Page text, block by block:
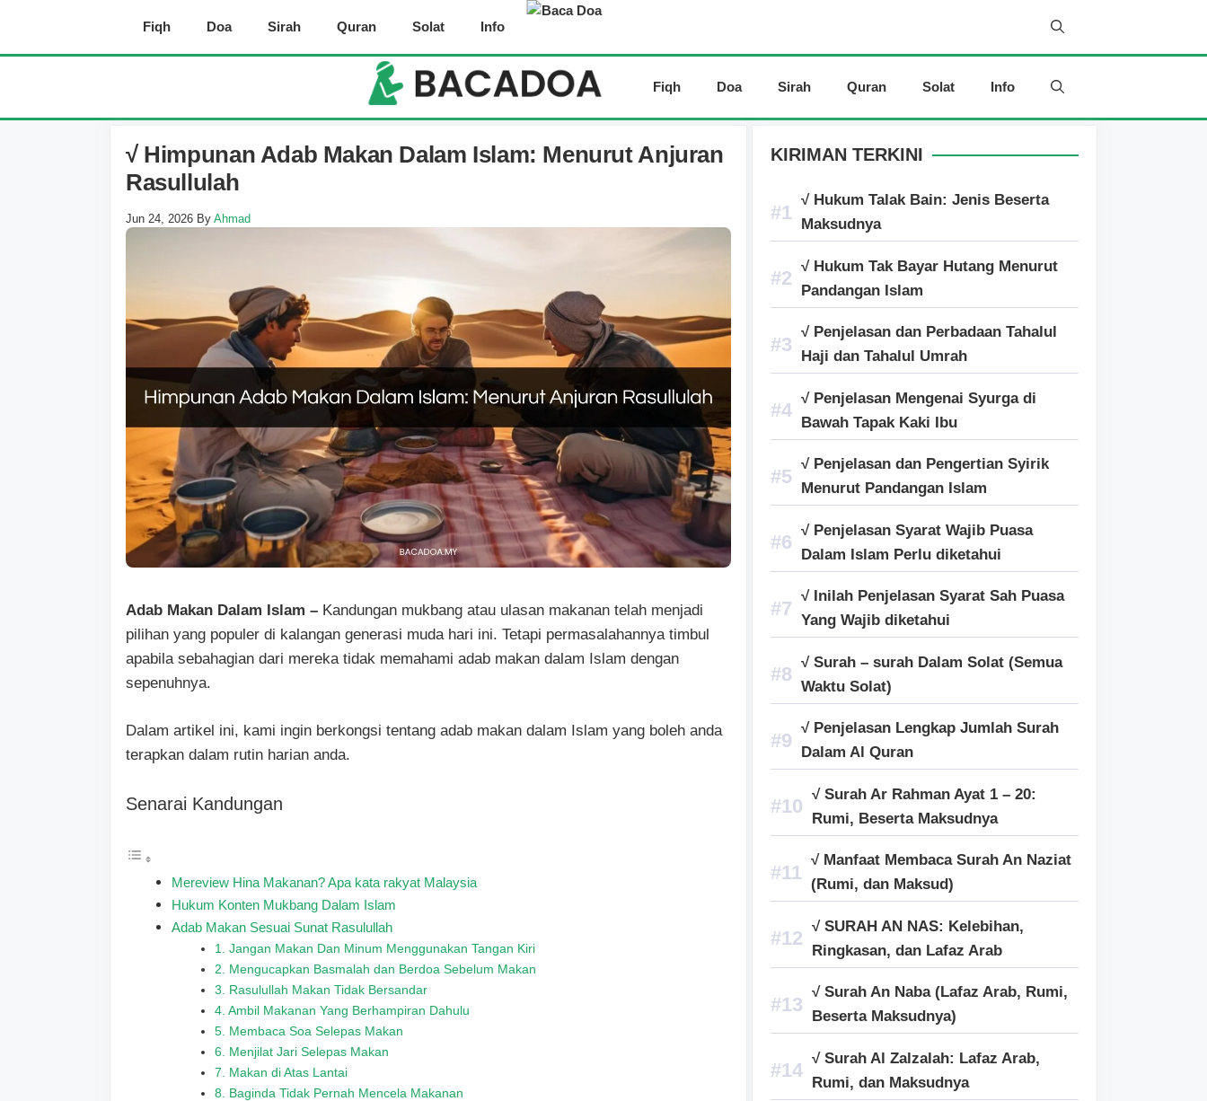
content
Fiqh Doa Sirah Quran Solat Info
Fiqh Doa Sirah Quran Solat Info
√ Himpunan Adab Makan Dalam Islam: Menurut Anjuran
Rasullulah
Jun 24, 2026 By Ahmad
Adab Makan Dalam Islam – Kandungan mukbang atau ulasan makanan telah menjadi
pilihan yang populer di kalangan generasi muda hari ini. Tetapi permasalahannya timbul
apabila sebahagian dari mereka tidak memahami adab makan dalam Islam dengan
sepenuhnya.
Dalam artikel ini, kami ingin berkongsi tentang adab makan dalam Islam yang boleh anda
terapkan dalam rutin harian anda.
Senarai Kandungan
Mereview Hina Makanan? Apa kata rakyat Malaysia
Hukum Konten Mukbang Dalam Islam
Adab Makan Sesuai Sunat Rasulullah
1. Jangan Makan Dan Minum Menggunakan Tangan Kiri
2. Mengucapkan Basmalah dan Berdoa Sebelum Makan
3. Rasulullah Makan Tidak Bersandar
4. Ambil Makanan Yang Berhampiran Dahulu
5. Membaca Soa Selepas Makan
6. Menjilat Jari Selepas Makan
7. Makan di Atas Lantai
8. Baginda Tidak Pernah Mencela Makanan
KIRIMAN TERKINI
√ Hukum Talak Bain: Jenis Beserta
Maksudnya
√ Hukum Tak Bayar Hutang Menurut
Pandangan Islam
√ Penjelasan dan Perbadaan Tahalul
Haji dan Tahalul Umrah
√ Penjelasan Mengenai Syurga di
Bawah Tapak Kaki Ibu
√ Penjelasan dan Pengertian Syirik
Menurut Pandangan Islam
√ Penjelasan Syarat Wajib Puasa
Dalam Islam Perlu diketahui
√ Inilah Penjelasan Syarat Sah Puasa
Yang Wajib diketahui
√ Surah – surah Dalam Solat (Semua
Waktu Solat)
√ Penjelasan Lengkap Jumlah Surah
Dalam Al Quran
√ Surah Ar Rahman Ayat 1 – 20:
Rumi, Beserta Maksudnya
√ Manfaat Membaca Surah An Naziat
(Rumi, dan Maksud)
√ SURAH AN NAS: Kelebihan,
Ringkasan, dan Lafaz Arab
√ Surah An Naba (Lafaz Arab, Rumi,
Beserta Maksudnya)
√ Surah Al Zalzalah: Lafaz Arab,
Rumi, dan Maksudnya